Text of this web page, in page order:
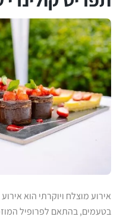
אירוע מוצלח ויוקרתי הוא
בטעמים, בהתאם לפרופיל